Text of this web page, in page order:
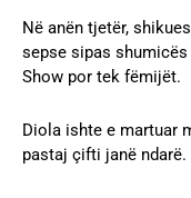
Në anën tjetër,
sepse sipas
Show por tek fëmijët.
Diola ishte e martuar
pastaj çifti janë ndarë.